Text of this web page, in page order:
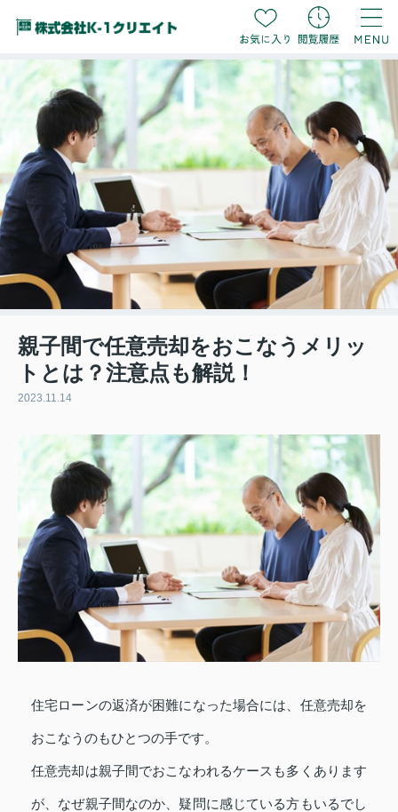
親子間で任意売却をおこなうメリッ
トとは？注意点も解説！
2023.11.14
住宅ローンの返済が困難になった場合には、任意売却を
おこなうのもひとつの手です。
任意売却は親子間でおこなわれるケースも多くあります
が、なぜ親子間なのか、疑問に感じている方もいるでし